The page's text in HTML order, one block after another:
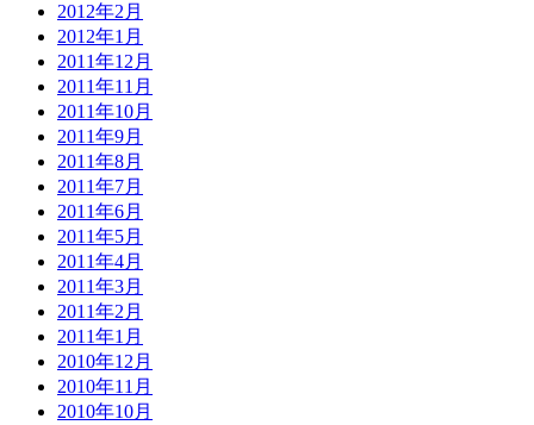
2012年2月
2012年1月
2011年12月
2011年11月
2011年10月
2011年9月
2011年8月
2011年7月
2011年6月
2011年5月
2011年4月
2011年3月
2011年2月
2011年1月
2010年12月
2010年11月
2010年10月